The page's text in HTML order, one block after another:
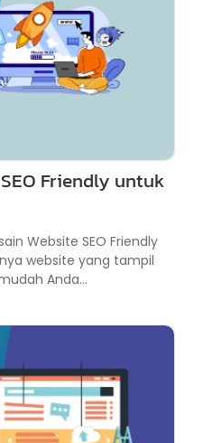
Friendly untuk
Website SEO Friendly
website yang tampil
Anda...